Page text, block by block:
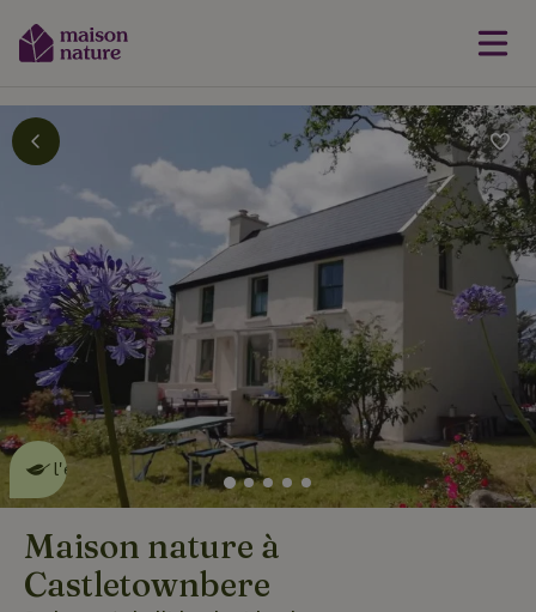
Cette Maison Nature fait de
l'effet en savoir plus
Maison nature à
Castletownbere